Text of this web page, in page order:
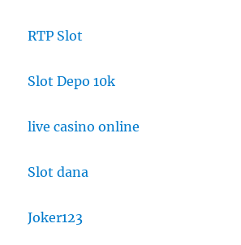
RTP Slot
Slot Depo 10k
live casino online
Slot dana
Joker123